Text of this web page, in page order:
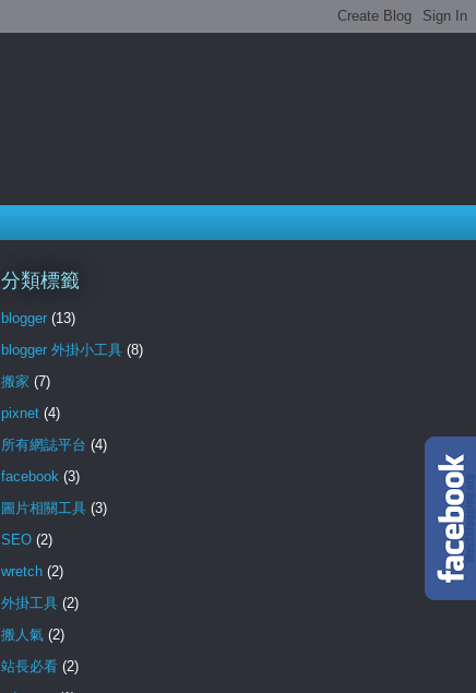
分類標籤
blogger (13)
blogger 外掛小工具 (8)
搬家 (7)
pixnet (4)
所有網誌平台 (4)
facebook (3)
圖片相關工具 (3)
SEO (2)
wretch (2)
外掛工具 (2)
搬人氣 (2)
站長必看 (2)